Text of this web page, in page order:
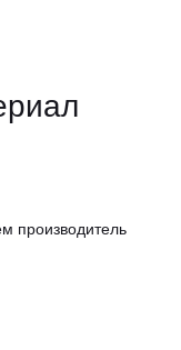
производитель